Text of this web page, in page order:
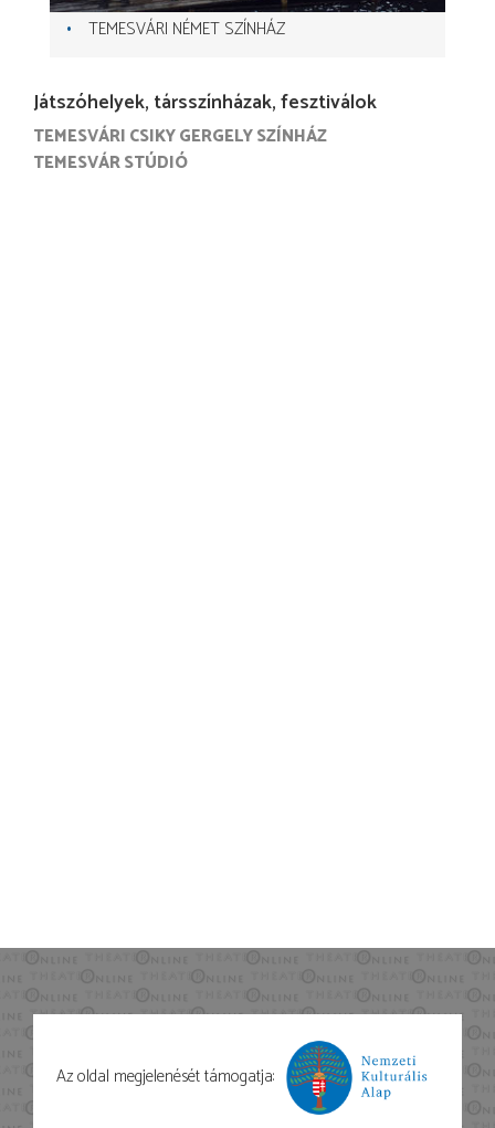
TEMESVÁRI NÉMET SZÍNHÁZ
Játszóhelyek, társszínházak, fesztiválok
TEMESVÁRI CSIKY GERGELY SZÍNHÁZ
TEMESVÁR STÚDIÓ
Az oldal megjelenését támogatja: